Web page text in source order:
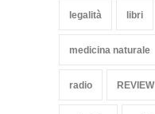
legalità libri
medicina naturale
radio REVIEW